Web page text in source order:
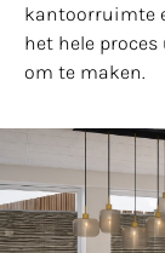
kantoorruimte
het hele
om te maken.